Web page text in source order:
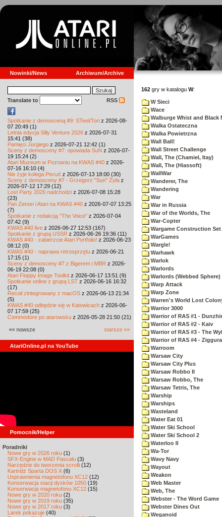
Nowinki/News Archiwum/Archive
Translate to RSS
Spotkanie z demosceną #9: STeel/Tori z 2026-08-
07 20:49 (1)
Letnia edycja Silly Venture 2026 z 2026-07-31
15:41 (38)
Pamięci Jurgiego z 2026-07-21 12:42 (1)
Sceny z demosceny #7: opowiada SuN z 2026-07-
19 15:24 (2)
Atari Muzeum w Poznaniu na KWAS #40 z 2026-
07-16 16:10 (4)
Nie żyje kolega Pecuś z 2026-07-13 18:00 (30)
Sceny z demosceny #7 - Grzegorz "Sun" Żyła z
2026-07-12 17:29 (12)
Lost Party 2026 nadchodzi z 2026-07-08 15:28
(23)
Pan Zenon i Atari na KWAS #40 z 2026-07-07 13:25
(7)
Spotkanie z redakcją "The Voice" z 2026-07-04
07:42 (9)
KWAS #40 live z 2026-06-27 12:53 (167)
Spotkanie z grupą USSR z 2026-06-26 19:36 (11)
KWAS #40 - zabierzcie Atari Portfolio! z 2026-06-23
08:12 (0)
KWAS #40 - naprawa retrosprzętu z 2026-06-21
17:15 (1)
Sceny z demosceny #7 z Bigerem i MBR z 2026-
06-19 22:08 (0)
Atari Floppy Image Toolkit z 2026-06-17 13:51 (9)
Spotkanie online z grupą LST z 2026-06-16 16:32
(17)
Recoil zintegrowany z macOS z 2026-06-13 21:34
(5)
KWAS #40 odbędzie się w Katowicach z 2026-06-
07 17:59 (25)
Commodore po atarowsku z 2026-05-28 21:50 (21)
«« nowsze starsze »»
AtariOnline.pl na YouTube
Pomocnik/Helper
Poradniki
Nowe gry w 2026 roku (1)
SFX-Engine w MAD Pascalu (3)
Narzędzie do tworzenia scrolli (12)
Kartridż Sparta DOS X (6)
Usprawnienia magnetofonu XC12 (12)
Konserwacja stacji dysków 1050 (19)
Konserwacja magnetofonu XC12 (15)
Nowe gry w 2020 roku (2)
Nowe gry w 2019 roku (35)
Nowe gry w 2017 roku (3)
Larek pokazuje (40)
162 gry w katalogu W:
W Sieci
Wace
Walburge Whist and Black
Walka Ostateczna
Walka Powietrzna
Wall Ball!
Wall Street Challenge
Wall, The (Chamiel, Itay)
Wall, The (Hiassoft)
WallWar
Wanderer, The
Wandering
War
War in Russia
War of the Worlds, The
War-Copter
Wargame Construction Set
WarGames
Wargle!
Warhawk
Warlok
Warlords
Warlords (Webbed Sphere)
Warp Attack
Warp Zone
Warren's World Lost
Warrior 3000
Warrior of RAS #1 -
Warrior of RAS #2 - Kaiv
Warrior of RAS #3 - The
Warrior of RAS #4 -
Warroom
Warsaw City
Warsaw City Plus
Warsaw Robbo II
Warsaw Robbo, The
Warsaw Tetris, The
Warship
Warships
Wasteland
Water Eat 01
Water Ski School
Water Ski School 2
Waterloo II
Wa-Tor
Wavy Navy
Wayout
Weakon
Web Master
Web, The
Webster - The Word Game
Webster Dines Out
Weganoid